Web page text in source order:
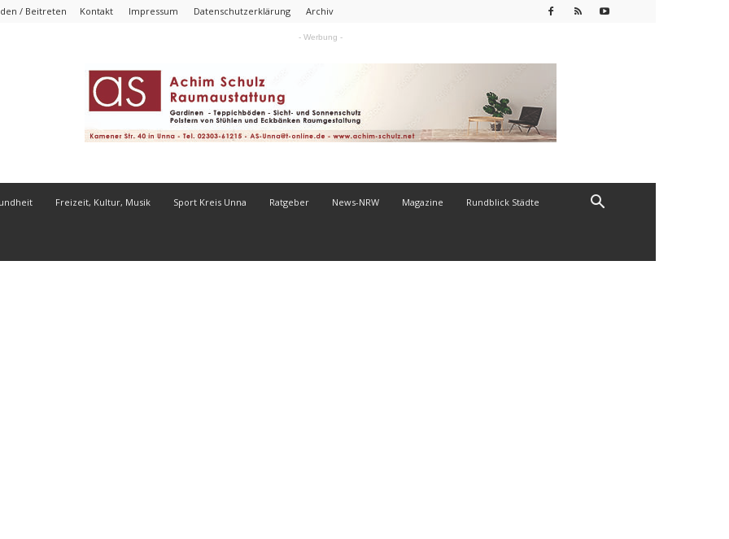
/ Beitreten Kontakt Impressum Datenschutzerklärung Archiv
- Werbung -
Freizeit, Kultur, Musik Sport Kreis Unna Ratgeber News-NRW Magazine Rundblick Städte